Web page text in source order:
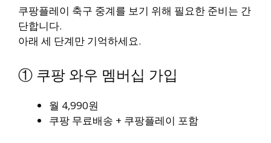
쿠팡플레이 축구 중계를 보기 위해 필요한 준비는 간
단합니다.
아래 세 단계만 기억하세요.
① 쿠팡 와우 멤버십 가입
월 4,990원
쿠팡 무료배송 + 쿠팡플레이 포함